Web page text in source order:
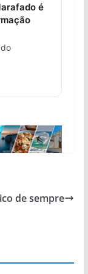
é
de sempre